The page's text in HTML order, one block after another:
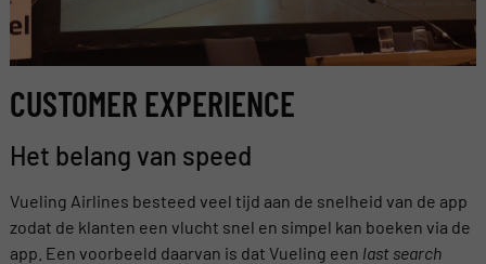
CUSTOMER EXPERIENCE
Het belang van speed
Vueling Airlines besteed veel tijd aan de snelheid van de app
zodat de klanten een vlucht snel en simpel kan boeken via de
app. Een voorbeeld daarvan is dat Vueling een last search